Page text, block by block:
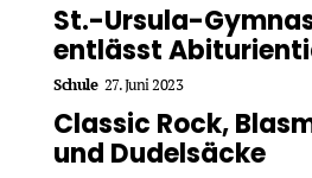
St.-Ursula-
entlässt
Schule 27. Juni 2023
Classic Rock,
und Dudelsäcke